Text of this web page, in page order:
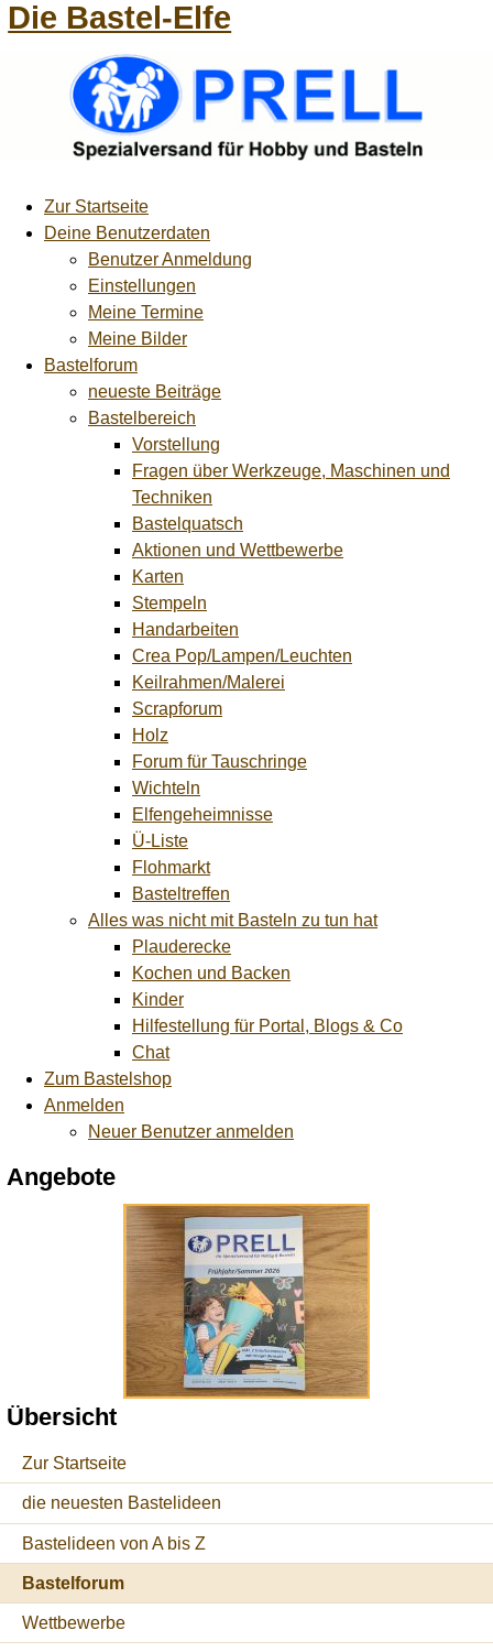
Die Bastel-Elfe
Zur Startseite
Deine Benutzerdaten
Benutzer Anmeldung
Einstellungen
Meine Termine
Meine Bilder
Bastelforum
neueste Beiträge
Bastelbereich
Vorstellung
Fragen über Werkzeuge, Maschinen und
Techniken
Bastelquatsch
Aktionen und Wettbewerbe
Karten
Stempeln
Handarbeiten
Crea Pop/Lampen/Leuchten
Keilrahmen/Malerei
Scrapforum
Holz
Forum für Tauschringe
Wichteln
Elfengeheimnisse
Ü-Liste
Flohmarkt
Basteltreffen
Alles was nicht mit Basteln zu tun hat
Plauderecke
Kochen und Backen
Kinder
Hilfestellung für Portal, Blogs & Co
Chat
Zum Bastelshop
Anmelden
Neuer Benutzer anmelden
Angebote
Übersicht
Zur Startseite
die neuesten Bastelideen
Bastelideen von A bis Z
Bastelforum
Wettbewerbe